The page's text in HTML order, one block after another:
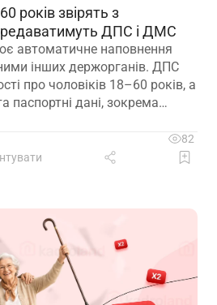
років звірять з
ДПС і ДМС
автоматичне наповнення
інших держорганів. ДПС
про чоловіків 18–60 років, а
паспортні дані, зокрема
82